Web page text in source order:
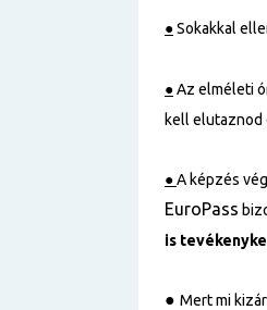
●Sokakkal
●Az elméleti
kell elutaznod
●A képzés
EuroPass
is
● Mert mi